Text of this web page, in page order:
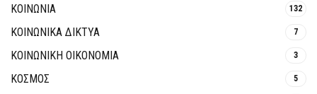
ΚΟΙΝΩΝΙΑ 132
ΚΟΙΝΩΝΙΚΆ ΔΊΚΤΥΑ 7
ΚΟΙΝΩΝΙΚΉ ΟΙΚΟΝΟΜΊΑ 3
ΚΟΣΜΟΣ 5